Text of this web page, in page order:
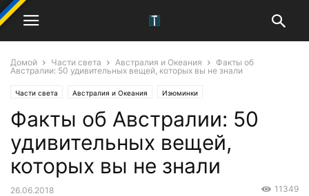
Домой Части света Австралия и Океания
Факты об
Австралии: 50 удивительных вещей, которых вы не знали
Части света Австралия и Океания Изюминки
Факты об Австралии: 50
удивительных вещей,
которых вы не знали
26.06.2018 11349